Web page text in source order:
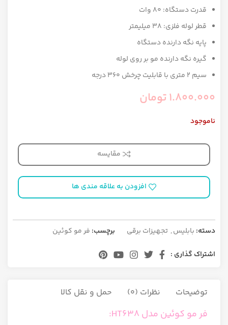
قدرت دستگاه: ۸۰ وات
قطر لوله فلزی: ۳۸ میلیمتر
پایه نگه دارنده دستگاه
گیره نگه دارنده مو بر روی لوله
سیم ۲ متری با قابلیت چرخش ۳۶۰ درجه
1.800.000تومان
ناموجود
مقایسه
افزودن به علاقه مندی ها
دسته: بابلیس, تجهیزات برقی برچسب: فر مو کوئین
اشتراک گذاری :
توضیحات نظرات (0) حمل و نقل کالا
فر مو کوئین مدل HT638: